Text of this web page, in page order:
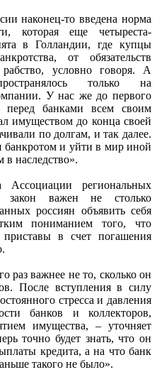
наконец-то введена норма
которая еще четыреста-
в Голландии, где купцы
от обязательств
условно говоря. А
только на
У нас же до первого
перед банками всем своим
имуществом до конца своей
по долгам, и так далее.
банкротом и уйти в мир иной
в наследство».
региональных
важен не столько
россиян объявить себя
пониманием того, что
в счет погашения
раз важнее не то, сколько он
После вступления в силу
стресса и давления
банков и коллекторов,
имущества, – уточняет
точно будет знать, что он
кредита, а на что банк
такого не было».